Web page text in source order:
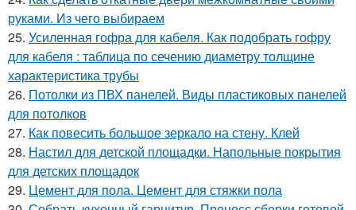
руками. Из чего выбираем
25. Усиленная гофра для кабеля. Как подобрать гофру
для кабеля : таблица по сечению диаметру толщине
характеристика трубы
26. Потолки из ПВХ панелей. Виды пластиковых панелей
для потолков
27. Как повесить большое зеркало на стену. Клей
28. Настил для детской площадки. Напольные покрытия
для детских площадок
29. Цемент для пола. Цемент для стяжки пола